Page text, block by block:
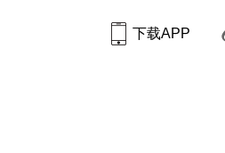
下载APP